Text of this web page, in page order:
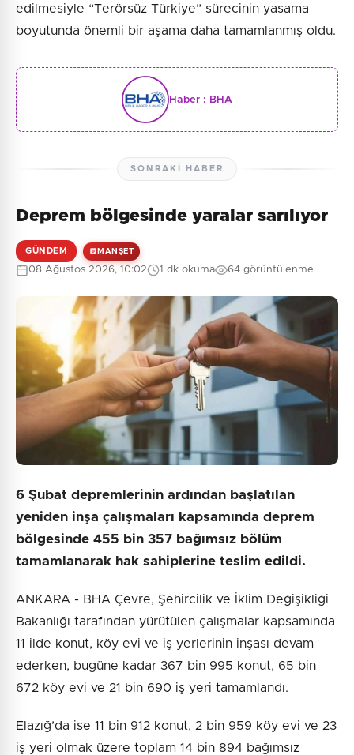
edilmesiyle “Terörsüz Türkiye” sürecinin yasama
boyutunda önemli bir aşama daha tamamlanmış oldu.
Haber : BHA
SONRAKI HABER
Deprem bölgesinde yaralar sarılıyor
GÜNDEM MANŞET
08 Ağustos 2026, 10:02 1 dk okuma 64 görüntülenme
6 Şubat depremlerinin ardından başlatılan
yeniden inşa çalışmaları kapsamında deprem
bölgesinde 455 bin 357 bağımsız bölüm
tamamlanarak hak sahiplerine teslim edildi.
ANKARA - BHA Çevre, Şehircilik ve İklim Değişikliği
Bakanlığı tarafından yürütülen çalışmalar kapsamında
11 ilde konut, köy evi ve iş yerlerinin inşası devam
ederken, bugüne kadar 367 bin 995 konut, 65 bin
672 köy evi ve 21 bin 690 iş yeri tamamlandı.
Elazığ’da ise 11 bin 912 konut, 2 bin 959 köy evi ve 23
iş yeri olmak üzere toplam 14 bin 894 bağımsız